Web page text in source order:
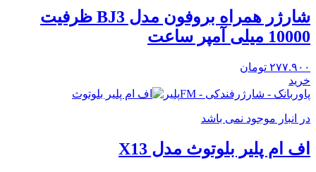
شارژر همراه بروفون مدل BJ3 ظرفیت
10000 میلی آمپر ساعت
۲۷۷.۹۰۰ تومان
خرید
پاوربانک - شارژرفندکی - FMپلیر
در انبار موجود نمی باشد
اف ام پلیر بلوتوث مدل X13